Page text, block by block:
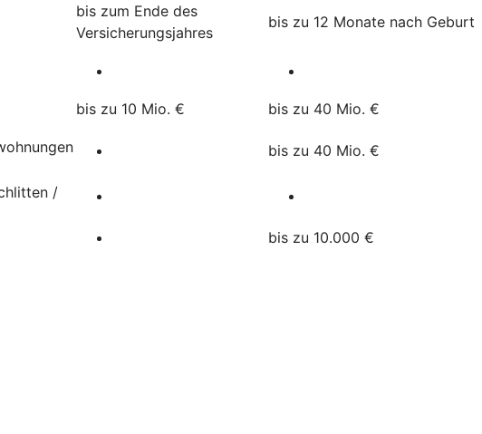
bis zum Ende des
Versicherungsjahres
bis zu 12 Monate nach Geburt
bis zu 10 Mio. € bis zu 40 Mio. €
bis zu 40 Mio. €
/
bis zu 10.000 €